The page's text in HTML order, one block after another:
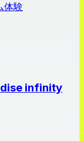
体験
infinity